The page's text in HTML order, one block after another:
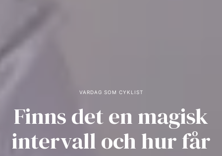
VARDAG SOM CYKLIST
Finns det en magisk
intervall och hur får